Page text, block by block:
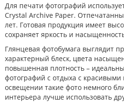
Для печати фотографий
Crystal Archive Paper.
лет. Готовая продукция имеет
сохраняет яркость и
Глянцевая фотобумага выглядит
характерный блеск, цвета
повышенная плотность –
фотографий с отдыха с
освещении такие фото немного
интерьера лучше использовать